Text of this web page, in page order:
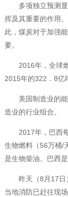
多项独立预测显
挥及其重要的作用
此，煤炭对于加强
要。
2016年，全球燃
2015年的322．8亿
美国制造业的能
造业的行业组合。
2017年，巴西每
生物燃料（56万桶/
是生物柴油。巴西
昨天（8月17日）
当地消防已赶往现